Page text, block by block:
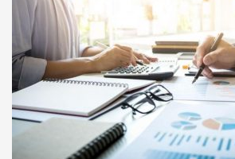
cáo
thuế
tại
Thanh
Hóa
|
Kế